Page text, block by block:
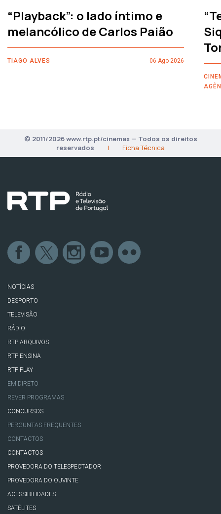
“Playback”: o lado íntimo e
melancólico de Carlos Paião
TIAGO ALVES 06 Ago 2026
© 2011/2026 www.rtp.pt/cinemax — Todos os direitos
reservados
| Ficha Técnica
NOTÍCIAS
DESPORTO
TELEVISÃO
RÁDIO
RTP ARQUIVOS
RTP ENSINA
RTP PLAY
EM DIRETO
REVER PROGRAMAS
CONCURSOS
PERGUNTAS FREQUENTES
CONTACTOS
CONTACTOS
PROVEDORA DO TELESPECTADOR
PROVEDORA DO OUVINTE
ACESSIBILIDADES
SATÉLITES